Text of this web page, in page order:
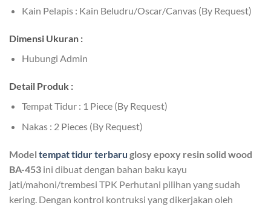
Kain Pelapis : Kain Beludru/Oscar/Canvas (By Request)
Dimensi Ukuran :
Hubungi Admin
Detail Produk :
Tempat Tidur : 1 Piece (By Request)
Nakas : 2 Pieces (By Request)
Model tempat tidur terbaru glosy epoxy resin solid wood
BA-453 ini dibuat dengan bahan baku kayu
jati/mahoni/trembesi TPK Perhutani pilihan yang sudah
kering. Dengan kontrol kontruksi yang dikerjakan oleh